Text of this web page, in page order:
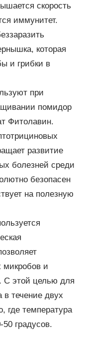
скорость
иммунитет.
которая
и грибки в
при
помидор
Фитолавин.
развитие
болезней среди
безопасен
на полезную
микробов и
С этой целью для
в течение двух
где температура
50 градусов.